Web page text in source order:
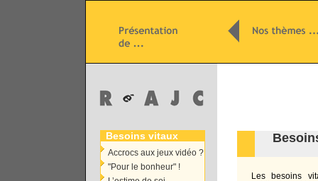
Besoins vitaux
Accrocs aux jeux vidéo ?
"Pour le bonheur" !
Les besoins